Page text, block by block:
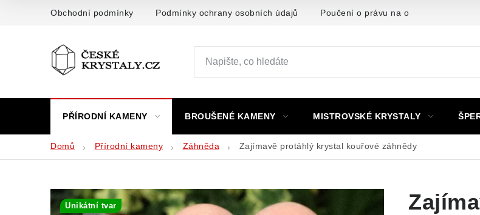
Obchodní podmínky Podmínky ochrany osobních údajů Poučení o právu na odstoupení od
PŘÍRODNÍ KAMENY BROUŠENÉ KAMENY MISTROVSKÉ KRYSTALY
Domů Přírodní kameny Záhněda Zajímavě protáhlý krystal kouřové záhnědy
Unikátní tvar